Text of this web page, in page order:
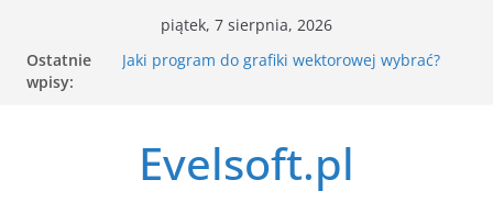
treści
piątek, 7 sierpnia, 2026
Ostatnie
wpisy:
Jaki program do grafiki wektorowej wybrać?
przyczynę w Menedżerze zadań?
Passkeys – czym są klucze dostępu i czy
Evelsoft.pl